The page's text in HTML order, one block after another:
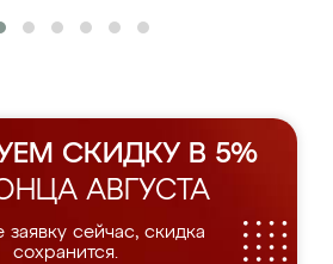
СКИДКУ В 5%
АВГУСТА
заявку сейчас, скидка
сохранится.